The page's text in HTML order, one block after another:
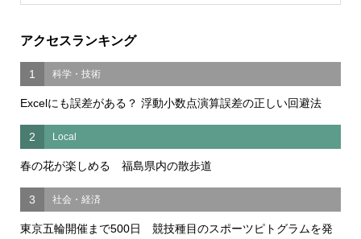
アクセスランキング
1 科学・技術
Excelにも誤差がある？ 浮動小数点演算誤差の正しい回避法
2 Local
春の花が楽しめる 福島県内の散歩道
3 社会・経済
東京五輪開催まで500日 競技種目のスポーツピトグラムを発